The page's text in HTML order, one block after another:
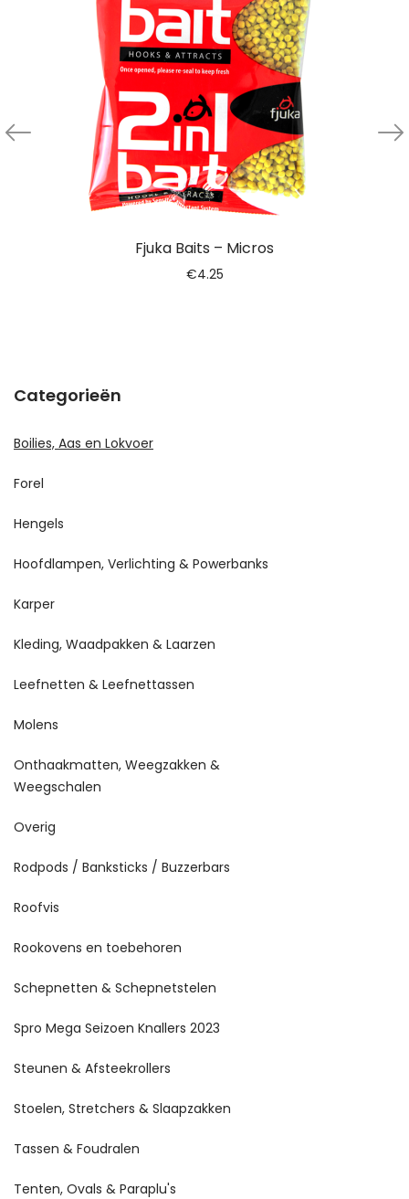
Fjuka Baits – Micros
€4.25
Categorieën
Boilies, Aas en Lokvoer
Forel
Hengels
Hoofdlampen, Verlichting & Powerbanks
Karper
Kleding, Waadpakken & Laarzen
Leefnetten & Leefnettassen
Molens
Onthaakmatten, Weegzakken &
Weegschalen
Overig
Rodpods / Banksticks / Buzzerbars
Roofvis
Rookovens en toebehoren
Schepnetten & Schepnetstelen
Spro Mega Seizoen Knallers 2023
Steunen & Afsteekrollers
Stoelen, Stretchers & Slaapzakken
Tassen & Foudralen
Tenten, Ovals & Paraplu's